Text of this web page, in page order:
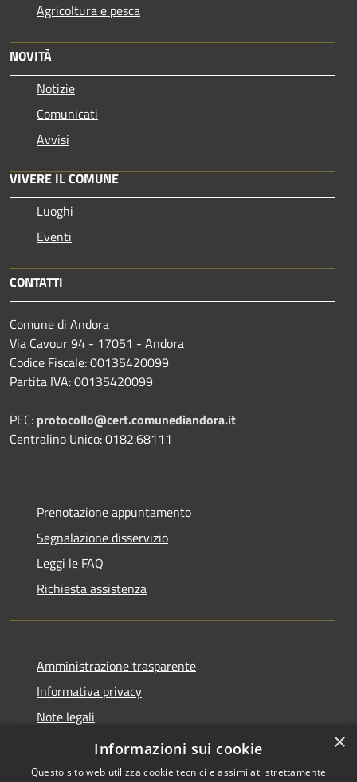
Agricoltura e pesca
NOVITÀ
Notizie
Comunicati
Avvisi
VIVERE IL COMUNE
Luoghi
Eventi
CONTATTI
Comune di Andora
Via Cavour 94 - 17051 - Andora
Codice Fiscale: 00135420099
Partita IVA: 00135420099
PEC: protocollo@cert.comunediandora.it
Centralino Unico: 0182.68111
Prenotazione appuntamento
Segnalazione disservizio
Leggi le FAQ
Richiesta assistenza
Amministrazione trasparente
Informativa privacy
Note legali
Dichiarazione di accessibilità
×
Informazioni sui cookie
Questo sito web utilizza cookie tecnici e assimilati strettamente